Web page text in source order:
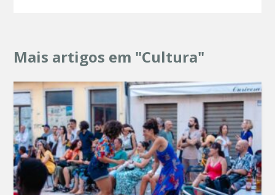
Mais artigos em "Cultura"